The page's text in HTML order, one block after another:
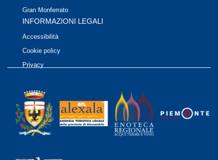
Gran Monferrato
INFORMAZIONI LEGALI
Accessibilità
Cookie policy
Privacy